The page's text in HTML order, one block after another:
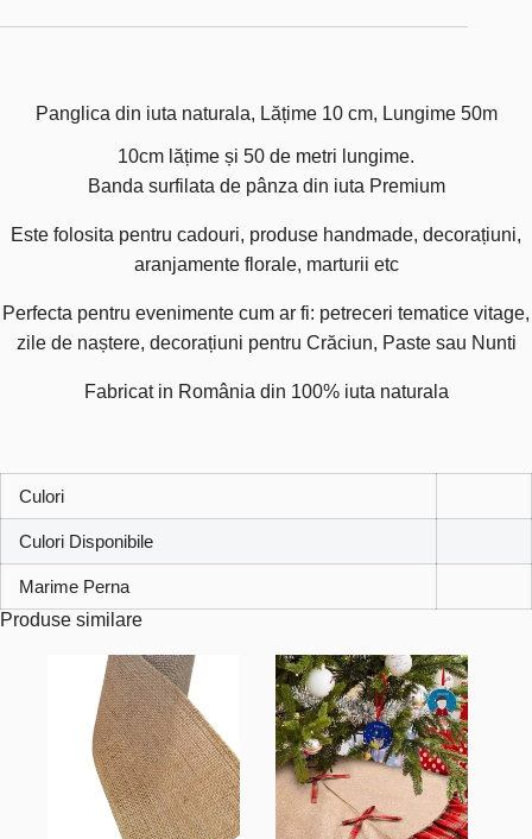
Panglica din iuta naturala, Lățime 10 cm, Lungime 50m
10cm lățime și 50 de metri lungime.
Banda surfilata de pânza din iuta Premium
Este folosita pentru cadouri, produse handmade, decorațiuni,
aranjamente florale, marturii etc
Perfecta pentru evenimente cum ar fi: petreceri tematice vitage,
zile de naștere, decorațiuni pentru Crăciun, Paste sau Nunti
Fabricat in România din 100% iuta naturala
Culori
Culori Disponibile
Marime Perna
Produse similare